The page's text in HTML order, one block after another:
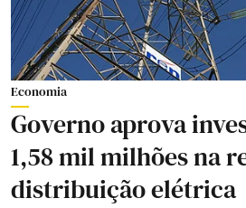
Economia
Governo aprova
1,58 mil milhões na
distribuição elétrica